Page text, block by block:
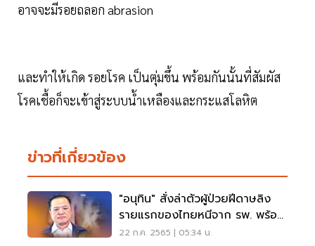
อาจจะมีรอยถลอก abrasion
และทำให้เกิด รอยโรค เป็นตุ่มขึ้น พร้อมกันนั้นที่สัมผัส
โรคเชื้อก็จะเข้าสู่ระบบน้ำเหลืองและกระแสโลหิต
ข่าวที่เกี่ยวข้อง
"อนุทิน" สั่งล่าตัวผู้ป่วยฝีดาษลิง
รายแรกของไทยหนีจาก รพ. พร้อม
จ่อเนรเทศ
22 ก.ค. 2565 | 05:34 น.